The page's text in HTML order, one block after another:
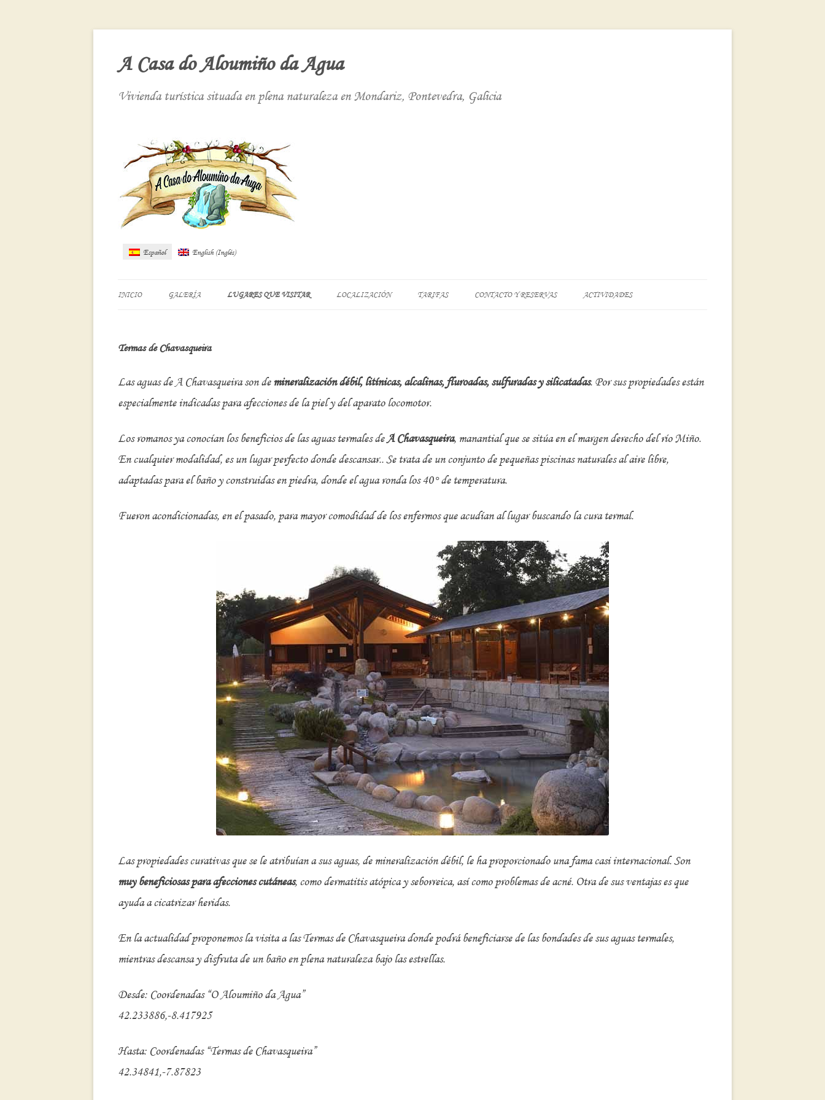
A Casa do Aloumiño da Agua
Vivienda turística situada en plena naturaleza en Mondariz, Pontevedra, Galicia
Español English(Inglés)
al
contenido
INICIO GALERÍA LUGARES QUE VISITAR
OS PASOS DE TATÍN
RIBADAVIA
SENDA FLUVIAL DEL RÍO TEA
LOCALIZACIÓN TARIFAS CONTACTO Y RESERVAS ACTIVIDADES
Termas de Chavasqueira
Las aguas de A Chavasqueira son demineralización débil, litínicas, alcalinas, fluroadas, sulfuradas y silicatadas. Por sus propiedades están
especialmente indicadas para afecciones de la piel y del aparato locomotor.
Los romanos ya conocían los beneficios de las aguas termales deA Chavasqueira, manantial que se sitúa en el margen derecho del río Miño.
En cualquier modalidad, es un lugar perfecto donde descansar.. Se trata de un conjunto de pequeñas piscinas naturales al aire libre,
adaptadas para el baño y construidas en piedra, donde el agua ronda los 40° de temperatura.
Fueron acondicionadas, en el pasado, para mayor comodidad de los enfermos que acudían al lugar buscando la cura termal.
Las propiedades curativas que se le atribuían a sus aguas, de mineralización débil, le ha proporcionado una fama casi internacional. Son
muy beneficiosas para afecciones cutáneas, como dermatitis atópica y seborreica, así como problemas de acné. Otra de sus ventajas es que
ayuda a cicatrizar heridas.
En la actualidad proponemos la visita a las Termas de Chavasqueira donde podrá beneficiarse de las bondades de sus aguas termales,
mientras descansa y disfruta de un baño en plena naturaleza bajo las estrellas.
Desde: Coordenadas “O Aloumiño da Agua”
42.233886,-8.417925
Hasta: Coordenadas “Termas de Chavasqueira”
42.34841,-7.87823